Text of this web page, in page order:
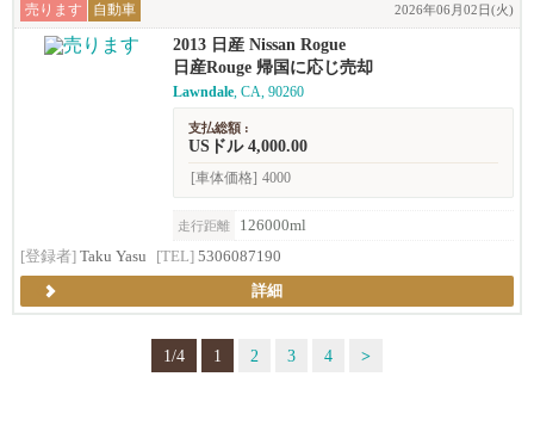
売ります 自動車 2026年06月02日(火)
2013 日産 Nissan Rogue
日産Rouge 帰国に応じ売却
Lawndale, CA, 90260
支払総額 :
USドル 4,000.00
[車体価格] 4000
走行距離
126000ml
[登録者] Taku Yasu [TEL] 5306087190
詳細
1/4 1 2 3 4 >